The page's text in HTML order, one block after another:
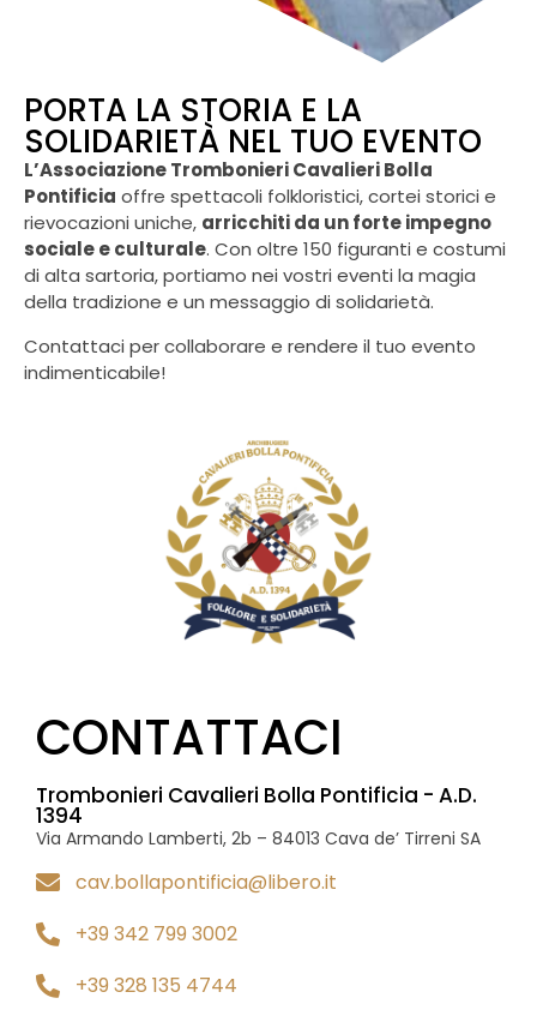
PORTA LA STORIA E LA
SOLIDARIETÀ NEL TUO EVENTO
L’Associazione Trombonieri Cavalieri Bolla
Pontificia offre spettacoli folkloristici, cortei storici e
rievocazioni uniche, arricchiti da un forte impegno
sociale e culturale. Con oltre 150 figuranti e costumi
di alta sartoria, portiamo nei vostri eventi la magia
della tradizione e un messaggio di solidarietà.
Contattaci per collaborare e rendere il tuo evento
indimenticabile!
CONTATTACI
Trombonieri Cavalieri Bolla Pontificia - A.D.
1394
Via Armando Lamberti, 2b – 84013 Cava de’ Tirreni SA
cav.bollapontificia@libero.it
+39 342 799 3002
+39 328 135 4744